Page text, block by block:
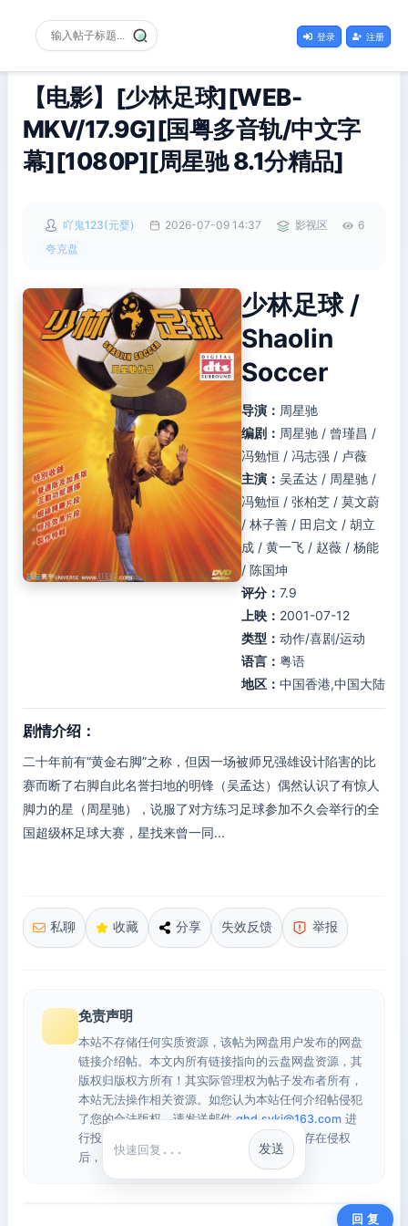
登录 注册
【电影】[少林足球][WEB-
MKV/17.9G][国粤多音轨/中文字
幕][1080P][周星驰 8.1分精品]
吖鬼123(元婴) 2026-07-09 14:37 影视区
6
夸克盘
少林足球 /
Shaolin
Soccer
导演： 周星驰
编剧： 周星驰 / 曾瑾昌 /
冯勉恒 / 冯志强 / 卢薇
主演： 吴孟达 / 周星驰 /
冯勉恒 / 张柏芝 / 莫文蔚
/ 林子善 / 田启文 / 胡立
成 / 黄一飞 / 赵薇 / 杨能
/ 陈国坤
评分： 7.9
上映： 2001-07-12
类型： 动作/喜剧/运动
语言： 粤语
地区： 中国香港,中国大陆
剧情介绍：
二十年前有“黄金右脚”之称，但因一场被师兄强雄设计陷害的比
赛而断了右脚自此名誉扫地的明锋（吴孟达）偶然认识了有惊人
脚力的星（周星驰），说服了对方练习足球参加不久会举行的全
国超级杯足球大赛，星找来曾一同...
私聊 收藏 分享 失效反馈 举报
免责声明
本站不存储任何实质资源，该帖为网盘用户发布的网盘
链接介绍帖。本文内所有链接指向的云盘网盘资源，其
版权归版权方所有！其实际管理权为帖子发布者所有，
本站无法操作相关资源。如您认为本站任何介绍帖侵犯
了您的合法版权，请发送邮件qhd.sykj@163.com 进
行投诉，我们将在确认本文链接指向的资源存在侵权
后，立即删除相关介绍帖子！
快捷回复
发送
回 复